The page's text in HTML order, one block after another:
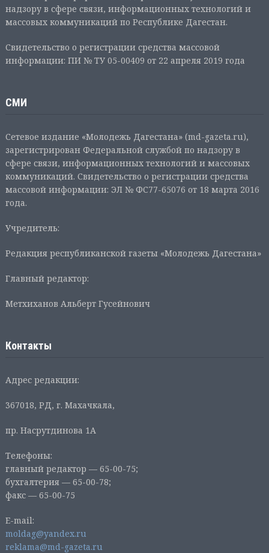
надзору в сфере связи, информационных технологий и
массовых коммуникаций по Республике Дагестан.
Свидетельство о регистрации средства массовой
информации: ПИ № ТУ 05-00409 от 22 апреля 2019 года
СМИ
Сетевое издание «Молодежь Дагестана» (md-gazeta.ru),
зарегистрирован Федеральной службой по надзору в
сфере связи, информационных технологий и массовых
коммуникаций. Свидетельство о регистрации средства
массовой информации: ЭЛ № ФС77-65076 от 18 марта 2016
года.
Учредитель:
Редакция республиканской газеты «Молодежь Дагестана»
Главный редактор:
Метхиханов Альберт Гусейнович
Контакты
Адрес редакции:
367018, РД, г. Махачкала,
пр. Насрутдинова 1А
Телефоны:
главный редактор — 65-00-75;
бухгалтерия — 65-00-78;
факс — 65-00-75
E-mail:
moldag@yandex.ru
reklama@md-gazeta.ru